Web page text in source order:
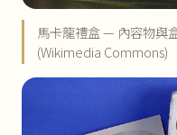
馬卡龍禮盒 — 內容物與
(Wikimedia Commons)